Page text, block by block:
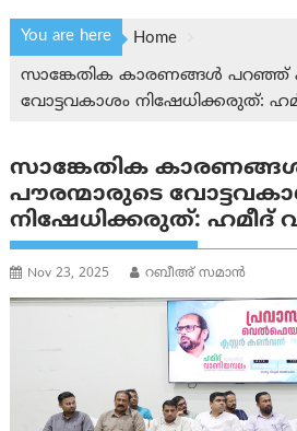
You are here
Home
സാങ്കേതിക കാരണങ്ങള്‍ പറഞ്ഞ്
വോട്ടവകാശം നിഷേധിക്കരുത്:
സാങ്കേതിക
പൗരന്മാരുടെ
നിഷേധിക്കരുത്: ഹമീദ്
Nov 23, 2025 റബീഅ്‌ സമാന്‍